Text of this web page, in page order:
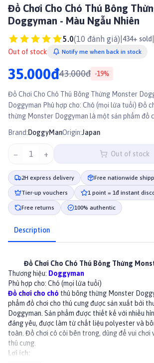
Đồ Chơi Cho Chó Thú Bông
Doggyman - Màu Ngẫu Nhiên
5.0(10 đánh giá) 434+ sold
Out of stock Notify me when back in stock
35.000đ43.000đ -19%
Đồ Chơi Cho Chó Thú Bông Thừng Monster
Doggyman Phù hợp cho: Chó (mọi lứa tuổi) Đồ
thừng Monster Doggyman là một sản phẩm đồ
Brand:DoggyManOrigin:Japan
− 1 + Out of stock
2H express delivery Free nationwide
Tier-up vouchers 1 point = 1đ instant
Free returns 100% authentic
Description
Đồ Chơi Cho Chó Thú Bông Thừng
Thương hiệu: Doggyman
Phù hợp cho: Chó (mọi lứa tuổi)
Đồ chơi cho chó thú bông thừng Monster
phẩm đồ chơi cho thú cưng được sản xuất bởi
Doggyman. Sản phẩm được thiết kế với nhiều
đáng yêu, được làm từ chất liệu polyester và
toàn. Đồ chơi có còi bên trong, dùng để vui chơi
thú cưng.
Lợi ích: